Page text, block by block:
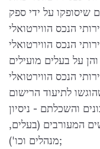
שיסופקו על ידי ספק
על בעלים מועילים
והשכלתם - ניסיון
המעורבים (בעלים,
מנהלים וכו');